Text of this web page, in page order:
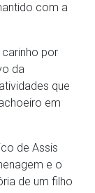
com a
por
da
que
em
de Assis
e o
de um filho